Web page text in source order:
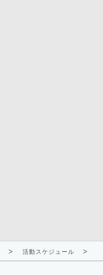
活動スケジュール